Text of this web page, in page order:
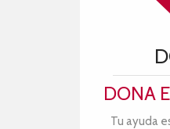
DONA
Tu ayuda